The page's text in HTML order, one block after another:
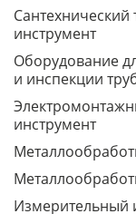
Сантехнический
инструмент
Оборудование
и инспекции
инструмент
Измерительный